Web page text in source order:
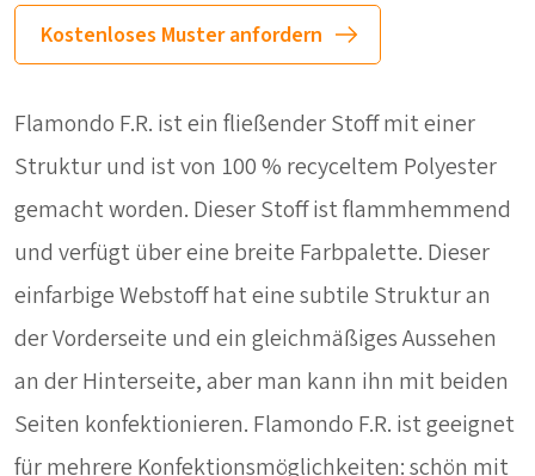
Kostenloses Muster anfordern
Flamondo F.R. ist ein fließender Stoff mit einer
Struktur und ist von 100 % recyceltem Polyester
gemacht worden. Dieser Stoff ist flammhemmend
und verfügt über eine breite Farbpalette. Dieser
einfarbige Webstoff hat eine subtile Struktur an
der Vorderseite und ein gleichmäßiges Aussehen
an der Hinterseite, aber man kann ihn mit beiden
Seiten konfektionieren. Flamondo F.R. ist geeignet
für mehrere Konfektionsmöglichkeiten: schön mit